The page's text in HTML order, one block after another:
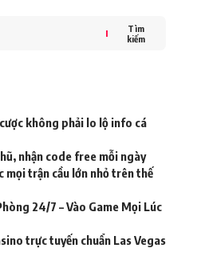
Tìm
kiếm
không phải lo lộ info cá
nhận code free mỗi ngày
mọi trận cầu lớn nhỏ trên thế
24/7 – Vào Game Mọi Lúc
trực tuyến chuẩn Las Vegas